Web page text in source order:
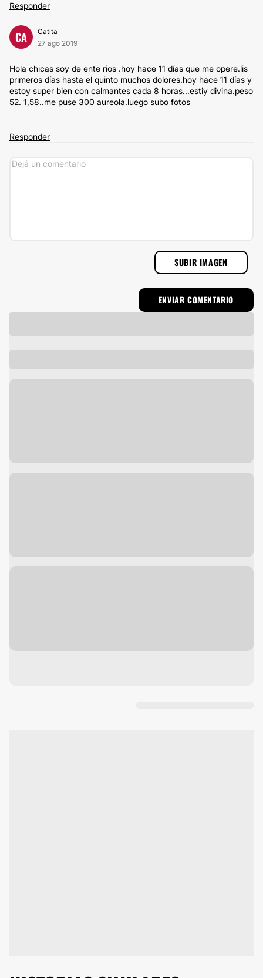
Responder
CA
Catita
27 ago 2019
Hola chicas soy de ente rios .hoy hace 11 días que me opere.lis
primeros días hasta el quinto muchos dolores.hoy hace 11 días y
estoy super bien con calmantes cada 8 horas...estiy divina.peso
52. 1,58..me puse 300 aureola.luego subo fotos
Responder
SUBIR IMAGEN